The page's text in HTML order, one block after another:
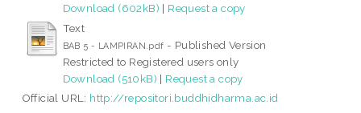
Download (602kB) | Request a copy
Text
BAB 5 - LAMPIRAN.pdf - Published Version
Restricted to Registered users only
Download (510kB) | Request a copy
Official URL: http://repositori.buddhidharma.ac.id